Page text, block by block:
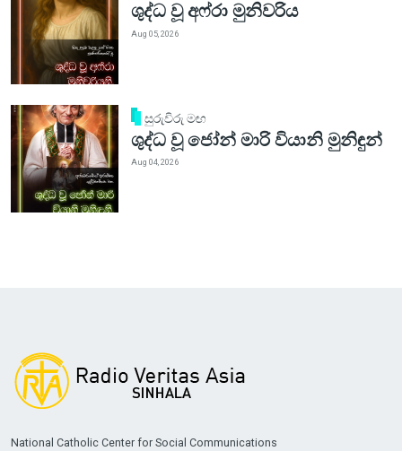
ශුද්ධ වූ අෆ්රා මුනිවරිය
Aug 05, 2026
සුරුවිරු මඟ
ශුද්ධ වූ ජෝන් මාරි වියානි මුනිඳුන්
Aug 04, 2026
National Catholic Center for Social Communications